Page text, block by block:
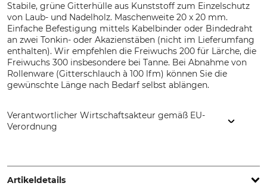
Stabile, grüne Gitterhülle aus Kunststoff zum Einzelschutz
von Laub- und Nadelholz. Maschenweite 20 x 20 mm.
Einfache Befestigung mittels Kabelbinder oder Bindedraht
an zwei Tonkin- oder Akazienstäben (nicht im Lieferumfang
enthalten). Wir empfehlen die Freiwuchs 200 für Lärche, die
Freiwuchs 300 insbesondere bei Tanne. Bei Abnahme von
Rollenware (Gitterschlauch à 100 lfm) können Sie die
gewünschte Länge nach Bedarf selbst ablängen.
Verantwortlicher Wirtschaftsakteur gemäß EU-
Verordnung
www.grube.de
Artikeldetails